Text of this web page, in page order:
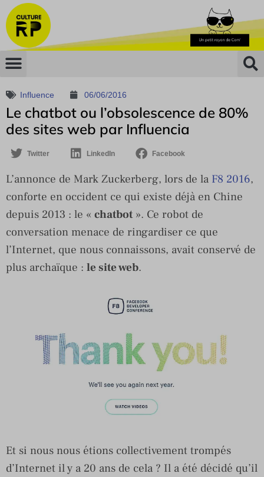
Influence 06/06/2016
Le chatbot ou l’obsolescence de 80%
des sites web par Influencia
Twitter LinkedIn Facebook
L’annonce de Mark Zuckerberg, lors de la F8 2016,
conforte en occident ce qui existe déjà en Chine
depuis 2013 : le « chatbot». Ce robot de
conversation menace de ringardiser ce que
l’Internet, que nous connaissons, avait conservé de
plus archaïque : le site web.
Et si nous nous étions collectivement trompés
d’Internet il y a 20 ans de cela ? Il a été décidé qu’il